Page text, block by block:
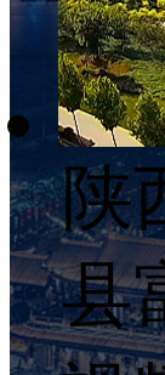
陕
县